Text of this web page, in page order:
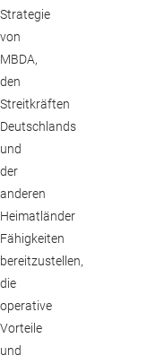
Strategie
von
MBDA,
den
Streitkräften
Deutschlands
und
der
anderen
Heimatländer
Fähigkeiten
bereitzustellen,
die
operative
Vorteile
und